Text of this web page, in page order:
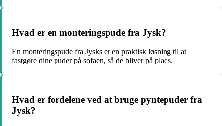
Hvad er en monteringspude fra Jysk?
En monteringspude fra Jysks er en praktisk løsning til at
fastgøre dine puder på sofaen, så de bliver på plads.
Hvad er fordelene ved at bruge pyntepuder fra
Jysk?